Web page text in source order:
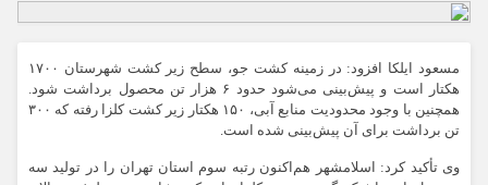
مسعود ایلکا افزود: در زمینه کشت جو، سطح زیر کشت شهرستان ۱۷۰۰
هکتار است و پیش‌بینی می‌شود حدود ۶ هزار تن محصول برداشت شود.
همچنین با وجود محدودیت منابع آبی، ۱۵۰ هکتار زیر کشت کلزا رفته که ۳۰۰
تن برداشت برای آن پیش‌بینی شده است.
وی تأکید کرد: اسلامشهر هم‌اکنون رتبه سوم استان تهران را در تولید سه